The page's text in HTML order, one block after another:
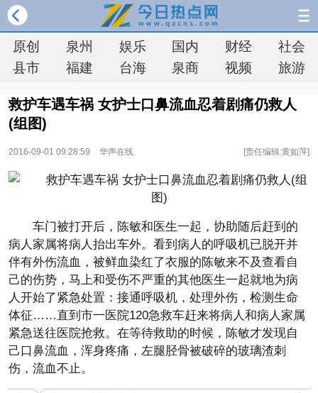
原创 泉州 娱乐 国内 财经
社会
县市
福建 台海 泉商 视频 旅游
救护车遇车祸 女护士口鼻流血忍着剧痛仍救人
(组图)
2016-09-01 09:28:59 华声在线 [责任编辑:黄如萍]
车门被打开后，陈敏和医生一起，协助随后赶到的
病人家属将病人抬出车外。看到病人的呼吸机已脱开并
伴有外伤流血，被鲜血染红了衣服的陈敏来不及查看自
己的伤势，马上和受伤不严重的其他医生一起就地为病
人开始了紧急处置：接通呼吸机，处理外伤，检测生命
体征……直到市一医院120急救车赶来将病人和病人家属
紧急送往医院抢救。在等待救助的时候，陈敏才发现自
己口鼻流血，浑身疼痛，左腿胫骨被破碎的玻璃渣刺
伤，流血不止。